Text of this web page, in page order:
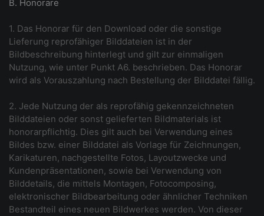
B. Honorare
1. Das Honorar für den Download oder die sonstige
Lieferung reprofähiger Bilddateien ist in der
Bildbeschreibung hinterlegt und gilt zur einmaligen
Nutzung, wie unter Punkt A6. beschrieben. Das Honorar
wird als Vorauszahlung nach Bestellung der Bilddatei fällig.
2. Jede Nutzung der als reprofähig gekennzeichneten
Bilddateien oder sonst gelieferten Bildmaterials ist
honorarpflichtig. Dies gilt auch bei Verwendung eines
Bildes bzw. einer Bilddatei als Vorlage für Zeichnungen,
Karikaturen, nachgestellte Fotos, Layoutzwecke und
Kundenpräsentationen, sowie bei Verwendung von
Bilddetails, die mittels Montagen, Fotocomposing,
elektronischer Bildbearbeitung oder ähnlicher Techniken
Bestandteil eines neuen Bildwerkes werden. Von dieser